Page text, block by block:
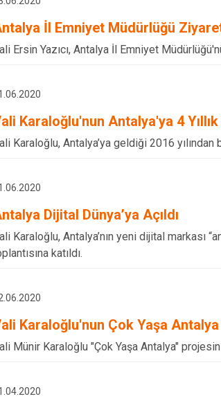
İl Emniyet Müdürlüğü
Ersin Yazıcı, Antalya İl Emniyet
Karaloğlu'nun Antalya'ya 4
Karaloğlu, Antalya’ya geldiği 2016 yılından
Dijital Dünya’ya Açıldı
Karaloğlu, Antalya’nın yeni dijital markası
katıldı.
Karaloğlu'nun Çok Yaşa Antalya
Münir Karaloğlu "Çok Yaşa Antalya"